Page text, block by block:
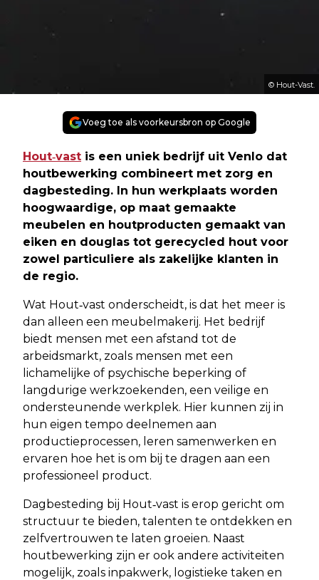
© Hout-Vast.
Voeg toe als voorkeursbron op Google
Hout‑vast is een uniek bedrijf uit Venlo dat
houtbewerking combineert met zorg en
dagbesteding. In hun werkplaats worden
hoogwaardige, op maat gemaakte
meubelen en houtproducten gemaakt van
eiken en douglas tot gerecycled hout voor
zowel particuliere als zakelijke klanten in
de regio.
Wat Hout‑vast onderscheidt, is dat het meer is
dan alleen een meubelmakerij. Het bedrijf
biedt mensen met een afstand tot de
arbeidsmarkt, zoals mensen met een
lichamelijke of psychische beperking of
langdurige werkzoekenden, een veilige en
ondersteunende werkplek. Hier kunnen zij in
hun eigen tempo deelnemen aan
productieprocessen, leren samenwerken en
ervaren hoe het is om bij te dragen aan een
professioneel product.
Dagbesteding bij Hout‑vast is erop gericht om
structuur te bieden, talenten te ontdekken en
zelfvertrouwen te laten groeien. Naast
houtbewerking zijn er ook andere activiteiten
mogelijk, zoals inpakwerk, logistieke taken en